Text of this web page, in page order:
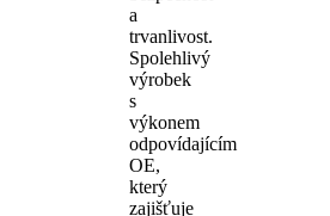
a
trvanlivost.
Spolehlivý
výrobek
s
výkonem
odpovídajícím
OE,
který
zajišťuje